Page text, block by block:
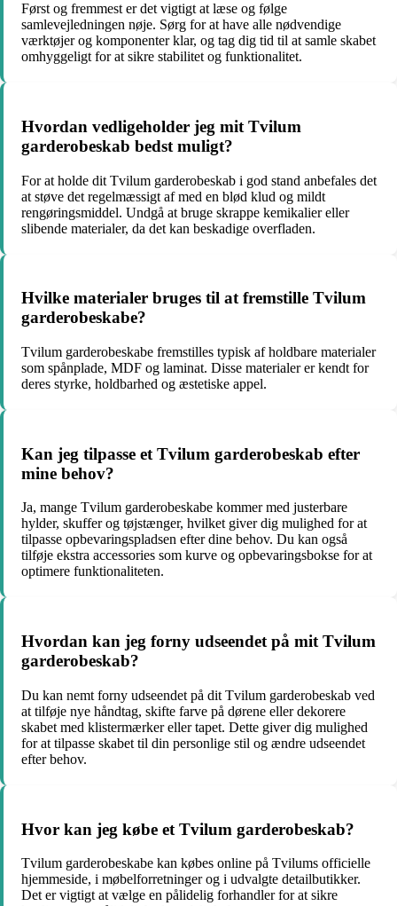
Først og fremmest er det vigtigt at læse og følge
samlevejledningen nøje. Sørg for at have alle nødvendige
værktøjer og komponenter klar, og tag dig tid til at samle skabet
omhyggeligt for at sikre stabilitet og funktionalitet.
Hvordan vedligeholder jeg mit Tvilum
garderobeskab bedst muligt?
For at holde dit Tvilum garderobeskab i god stand anbefales det
at støve det regelmæssigt af med en blød klud og mildt
rengøringsmiddel. Undgå at bruge skrappe kemikalier eller
slibende materialer, da det kan beskadige overfladen.
Hvilke materialer bruges til at fremstille Tvilum
garderobeskabe?
Tvilum garderobeskabe fremstilles typisk af holdbare materialer
som spånplade, MDF og laminat. Disse materialer er kendt for
deres styrke, holdbarhed og æstetiske appel.
Kan jeg tilpasse et Tvilum garderobeskab efter
mine behov?
Ja, mange Tvilum garderobeskabe kommer med justerbare
hylder, skuffer og tøjstænger, hvilket giver dig mulighed for at
tilpasse opbevaringspladsen efter dine behov. Du kan også
tilføje ekstra accessories som kurve og opbevaringsbokse for at
optimere funktionaliteten.
Hvordan kan jeg forny udseendet på mit Tvilum
garderobeskab?
Du kan nemt forny udseendet på dit Tvilum garderobeskab ved
at tilføje nye håndtag, skifte farve på dørene eller dekorere
skabet med klistermærker eller tapet. Dette giver dig mulighed
for at tilpasse skabet til din personlige stil og ændre udseendet
efter behov.
Hvor kan jeg købe et Tvilum garderobeskab?
Tvilum garderobeskabe kan købes online på Tvilums officielle
hjemmeside, i møbelforretninger og i udvalgte detailbutikker.
Det er vigtigt at vælge en pålidelig forhandler for at sikre